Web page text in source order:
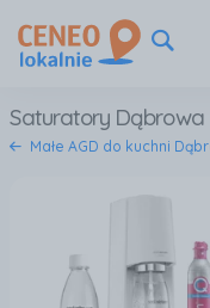
Saturatory Dąbrowa
Małe AGD do kuchni